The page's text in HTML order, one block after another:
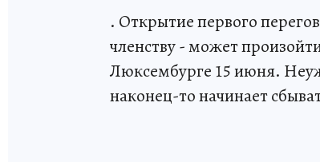
. Открытие первого
членству - может
Люксембурге 15 июня.
наконец-то начинает